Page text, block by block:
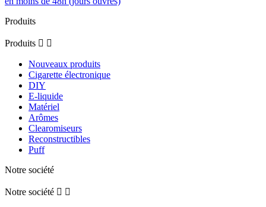
Produits
Produits  
Nouveaux produits
Cigarette électronique
DIY
E-liquide
Matériel
Arômes
Clearomiseurs
Reconstructibles
Puff
Notre société
Notre société  